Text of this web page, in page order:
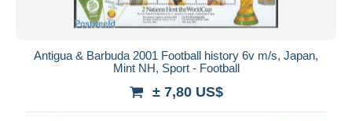
Antigua & Barbuda 2001 Football history 6v m/s, Japan,
Mint NH, Sport - Football
± 7,80 US$